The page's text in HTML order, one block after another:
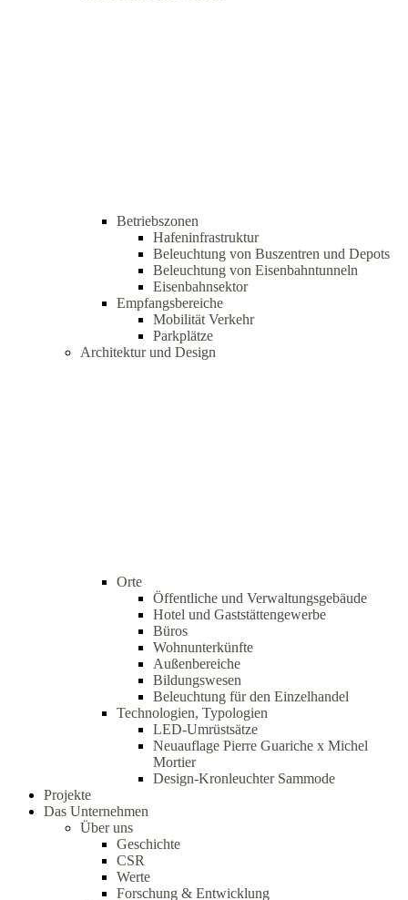
Betriebszonen
Hafeninfrastruktur
Beleuchtung von Buszentren und Depots
Beleuchtung von Eisenbahntunneln
Eisenbahnsektor
Empfangsbereiche
Mobilität Verkehr
Parkplätze
Architektur und Design
Orte
Öffentliche und Verwaltungsgebäude
Hotel und Gaststättengewerbe
Büros
Wohnunterkünfte
Außenbereiche
Bildungswesen
Beleuchtung für den Einzelhandel
Technologien, Typologien
LED-Umrüstsätze
Neuauflage Pierre Guariche x Michel
Mortier
Design-Kronleuchter Sammode
Projekte
Das Unternehmen
Über uns
Geschichte
CSR
Werte
Forschung & Entwicklung